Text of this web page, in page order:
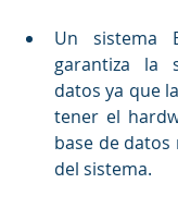
Un sistema
garantiza la
datos ya que
tener el
base de
del sistema.